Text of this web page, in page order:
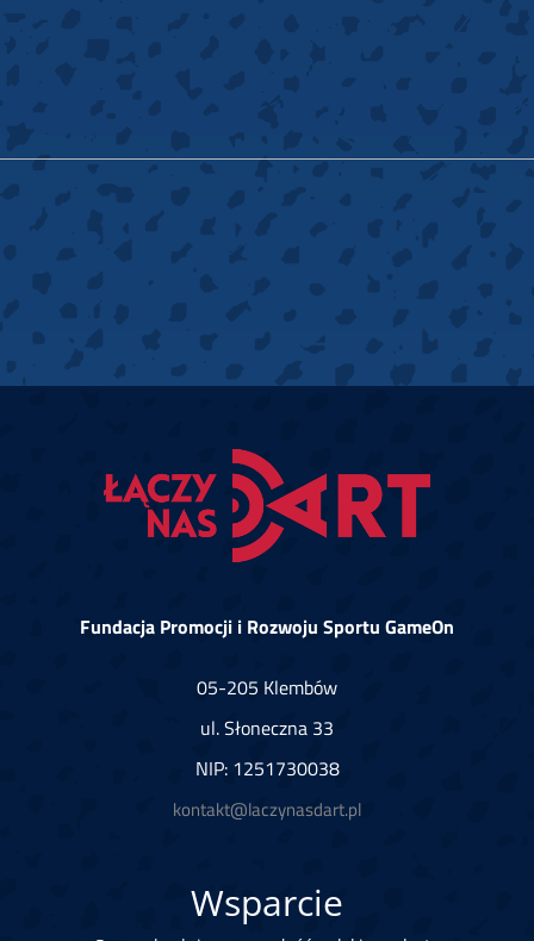
Fundacja Promocji i Rozwoju Sportu GameOn
05-205 Klembów
ul. Słoneczna 33
NIP: 1251730038
kontakt@laczynasdart.pl
Wsparcie